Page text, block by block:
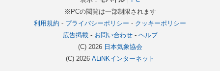
※PCの閲覧は一部制限されます
利用規約 - プライバシーポリシー - クッキーポリシー
広告掲載- お問い合わせ- ヘルプ
(C) 2026 日本気象協会
(C) 2026 ALiNKインターネット